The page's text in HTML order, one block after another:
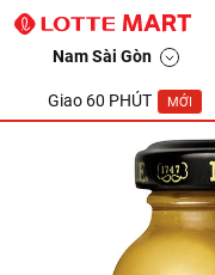
Nam Sài Gòn
Giao 60 PHÚT MỚI